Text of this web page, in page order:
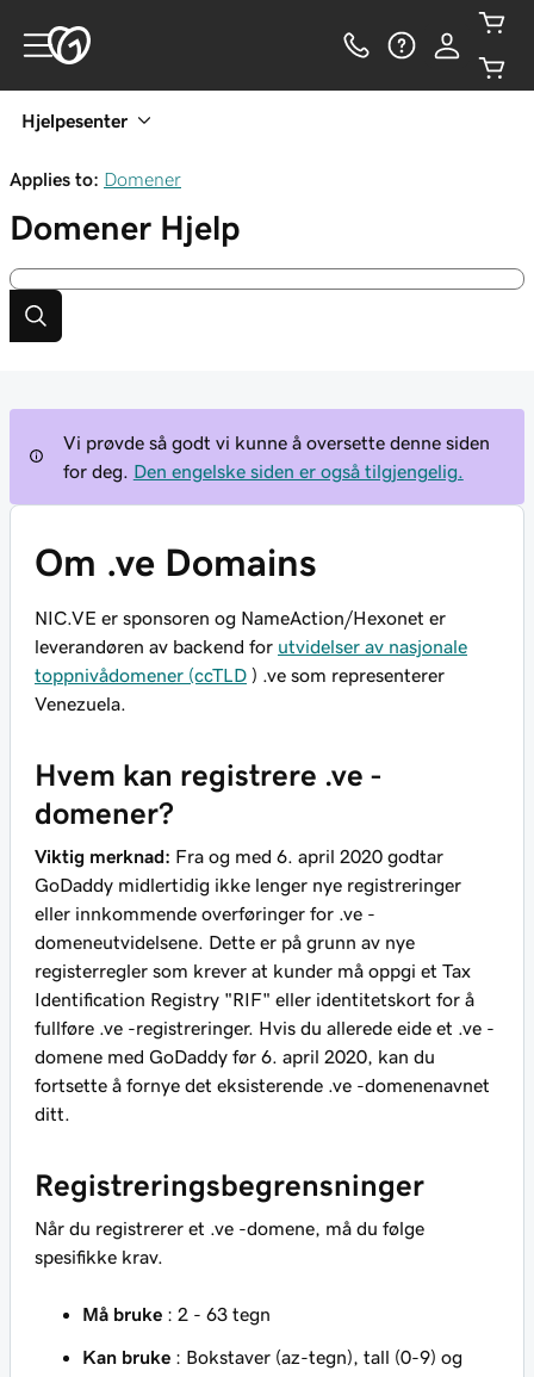
Hjelpesenter
Applies to: Domener
Domener Hjelp
Vi prøvde så godt vi kunne å oversette denne siden
for deg.
Den engelske siden er også tilgjengelig.
Om .ve Domains
NIC.VE er sponsoren og NameAction/Hexonet er
leverandøren av backend for utvidelser av nasjonale
toppnivådomener (ccTLD ) .ve som representerer
Venezuela.
Hvem kan registrere .ve -
domener?
Viktig merknad: Fra og med 6. april 2020 godtar
GoDaddy midlertidig ikke lenger nye registreringer
eller innkommende overføringer for .ve -
domeneutvidelsene. Dette er på grunn av nye
registerregler som krever at kunder må oppgi et Tax
Identification Registry "RIF" eller identitetskort for å
fullføre .ve -registreringer. Hvis du allerede eide et .ve -
domene med GoDaddy før 6. april 2020, kan du
fortsette å fornye det eksisterende .ve -domenenavnet
ditt.
Registreringsbegrensninger
Når du registrerer et .ve -domene, må du følge
spesifikke krav.
Må bruke : 2 - 63 tegn
Kan bruke : Bokstaver (az-tegn), tall (0-9) og